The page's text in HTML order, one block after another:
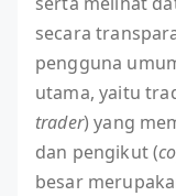
secara
pengguna
utama, yaitu
trader) yang
dan pengikut (
besar